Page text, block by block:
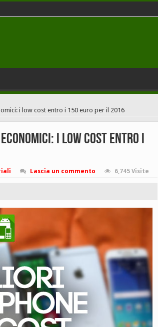
i low cost entro i 150 euro per il 2016
i low cost entro i
Lascia un commento 6,745 Visite